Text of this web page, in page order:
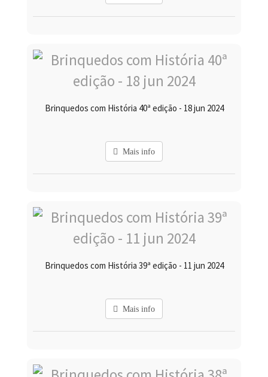
Brinquedos com História 40ª edição - 18 jun 2024
Mais info
Brinquedos com História 39ª edição - 11 jun 2024
Mais info